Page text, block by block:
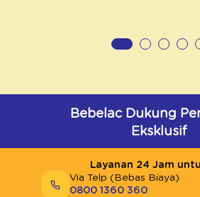
Bebelac Dukung
Eksklusif
Layanan 24 Jam
Via Telp (Bebas Biaya)
0800 1360 360